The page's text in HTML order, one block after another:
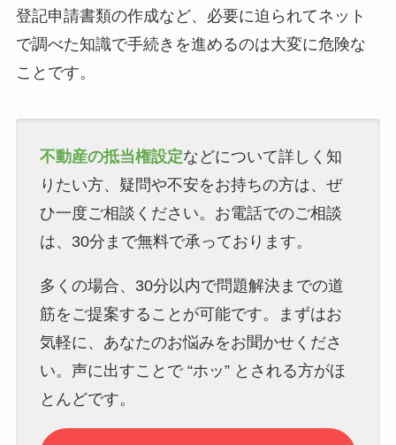
登記申請書類の作成など、必要に迫られてネット
で調べた知識で手続きを進めるのは大変に危険な
ことです。
不動産の抵当権設定などについて詳しく知
りたい方、疑問や不安をお持ちの方は、ぜ
ひ一度ご相談ください。お電話でのご相談
は、30分まで無料で承っております。
多くの場合、30分以内で問題解決までの道
筋をご提案することが可能です。まずはお
気軽に、あなたのお悩みをお聞かせくださ
い。声に出すことで “ホッ” とされる方がほ
とんどです。